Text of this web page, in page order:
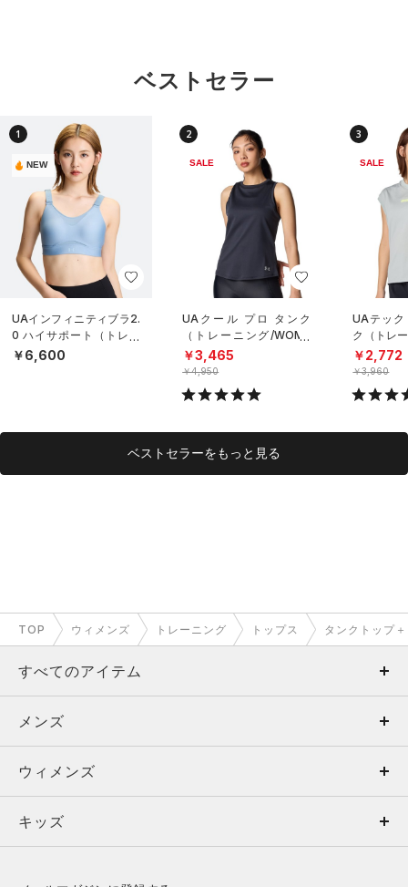
ベストセラー
1
NEW
UAインフィニティブラ2.
0 ハイサポート（トレー
ニング/WOMEN）
￥6,600
2
SALE
UAクール プロ タンク
（トレーニング/WOME
N）
￥3,465
￥4,950
3
SALE
UAテック
ク（トレ
N）
￥2,772
￥3,960
ベストセラーをもっと見る
TOP ウィメンズ トレーニング トップス タンクトップ
すべてのアイテム
メンズ
ウィメンズ
キッズ
メンズ
トップス
ボトムス
ウィメンズ
トップス
キッズ